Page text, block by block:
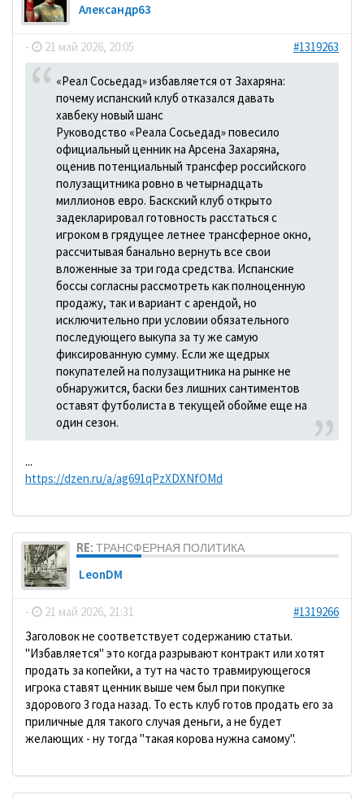
Александр63
- 21 май 2026, 20:05 #1319263
«Реал Сосьедад» избавляется от Захаряна:
почему испанский клуб отказался давать
хавбеку новый шанс
Руководство «Реала Сосьедад» повесило
официальный ценник на Арсена Захаряна,
оценив потенциальный трансфер российского
полузащитника ровно в четырнадцать
миллионов евро. Баскский клуб открыто
задекларировал готовность расстаться с
игроком в грядущее летнее трансферное окно,
рассчитывая банально вернуть все свои
вложенные за три года средства. Испанские
боссы согласны рассмотреть как полноценную
продажу, так и вариант с арендой, но
исключительно при условии обязательного
последующего выкупа за ту же самую
фиксированную сумму. Если же щедрых
покупателей на полузащитника на рынке не
обнаружится, баски без лишних сантиментов
оставят футболиста в текущей обойме еще на
один сезон.
...
https://dzen.ru/a/ag691qPzXDXNfOMd
RE: ТРАНСФЕРНАЯ ПОЛИТИКА
LeonDM
- 21 май 2026, 21:31
#1319266
Заголовок не соответствует содержанию статьи.
"Избавляется" это когда разрывают контракт или хотят
продать за копейки, а тут на часто травмирующегося
игрока ставят ценник выше чем был при покупке
здорового 3 года назад. То есть клуб готов продать его за
приличные для такого случая деньги, а не будет
желающих - ну тогда "такая корова нужна самому".